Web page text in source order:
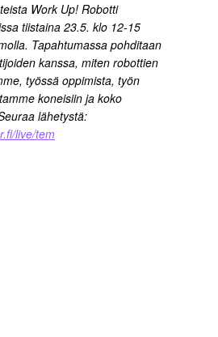
Work Up! Robotti
tiistaina 23.5. klo 12-15
Tapahtumassa pohditaan
kanssa, miten robottien
työssä oppimista, työn
koneisiin ja koko
lähetystä:
live/tem